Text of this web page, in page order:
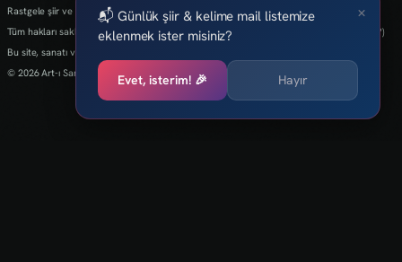
Rastgele şiir ve kelimeler her 24 saatte bir yenilenmektedir.
Tüm hakları saklıdır.(biz kaybettik bulan varsa info@art-isanat.com.tr'ye mail atabilir mi?)
Bu site, sanatı ve yaratıcılığı dijital dünyaya taşıma arzusu ile kurulmuştur.
© 2026 Art-ı Sanat
×
📬 Günlük şiir & kelime mail listemize
eklenmek ister misiniz?
Evet, isterim! 🎉 Hayır